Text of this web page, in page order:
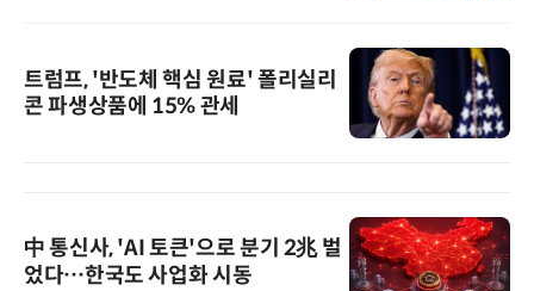
트럼프, '반도체 핵심 원료' 폴리실리
콘 파생상품에 15% 관세
中 통신사, 'AI 토큰'으로 분기 2兆 벌
었다…한국도 사업화 시동